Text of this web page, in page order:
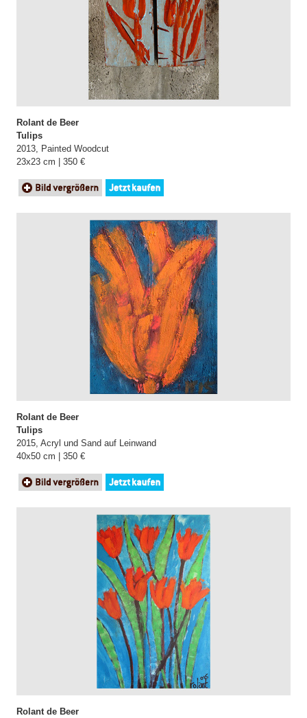
Rolant de Beer
Tulips
2013, Painted Woodcut
23x23 cm | 350 €
Rolant de Beer
Tulips
2015, Acryl und Sand auf Leinwand
40x50 cm | 350 €
Rolant de Beer